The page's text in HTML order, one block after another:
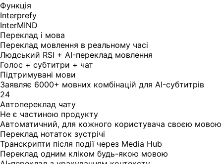
Функція
Interprefy
InterMIND
Переклад і мова
Переклад мовлення в реальному часі
Людський RSI + AI-переклад мовлення
Голос + субтитри + чат
Підтримувані мови
Заявляє 6000+ мовних комбінацій для AI-субтитрів
24
Автопереклад чату
Не є частиною продукту
Автоматичний, для кожного користувача своєю мовою
Переклад нотаток зустрічі
Транскрипти після події через Media Hub
Переклад одним кліком будь-якою мовою